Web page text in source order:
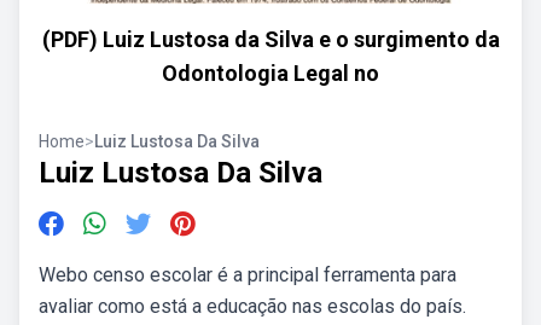
(PDF) Luiz Lustosa da Silva e o surgimento da
Odontologia Legal no
Home>Luiz Lustosa Da Silva
Luiz Lustosa Da Silva
Webo censo escolar é a principal ferramenta para
avaliar como está a educação nas escolas do país.